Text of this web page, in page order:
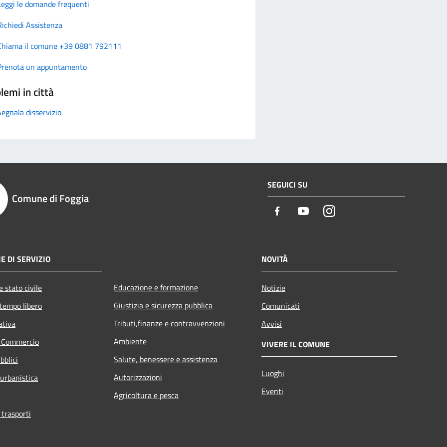
le domande frequenti
Assistenza
il comune +39 0881 792111
un appuntamento
in città
disservizio
Comune di Foggia
SEGUICI SU
Facebook YoutubeInstagram
DI SERVIZIO
stato civile
libero
Educazione e formazione
Giustizia e sicurezza pubblica
Tributi,finanze e contravvenzioni
Ambiente
Salute, benessere e assistenza
Autorizzazioni
Agricoltura e pesca
NOVITÀ
Notizie
Comunicati
Avvisi
VIVERE IL COMUNE
Luoghi
Eventi